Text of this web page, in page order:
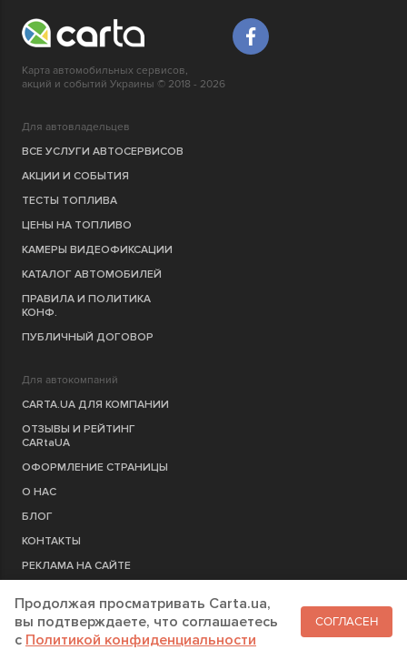
Карта автомобильных сервисов,
акций и событий Украины © 2018 - 2026
Для автовладельцев
ВСЕ УСЛУГИ АВТОСЕРВИСОВ
АКЦИИ И СОБЫТИЯ
ТЕСТЫ ТОПЛИВА
ЦЕНЫ НА ТОПЛИВО
КАМЕРЫ ВИДЕОФИКСАЦИИ
КАТАЛОГ АВТОМОБИЛЕЙ
ПРАВИЛА И ПОЛИТИКА
КОНФ.
ПУБЛИЧНЫЙ ДОГОВОР
Для автокомпаний
CARTA.UA ДЛЯ КОМПАНИИ
ОТЗЫВЫ И РЕЙТИНГ
CARtaUA
ОФОРМЛЕНИЕ СТРАНИЦЫ
О НАС
БЛОГ
КОНТАКТЫ
РЕКЛАМА НА САЙТЕ
РЕГИСТРАЦИЯ КОМПАНИЮ
Продолжая просматривать Carta.ua,
вы подтверждаете, что соглашаетесь
c Политикой конфиденциальности
СОГЛАСЕН